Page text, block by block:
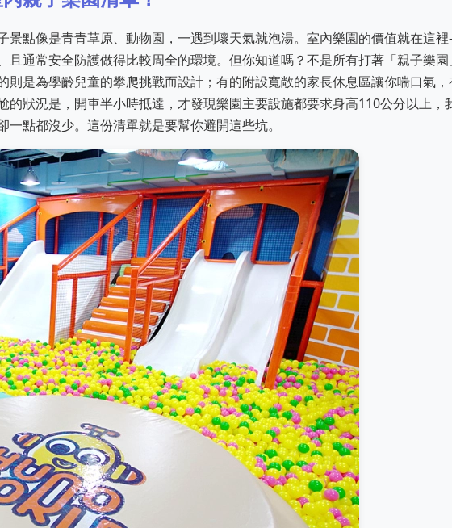
景點像是青青草原、動物園，一遇到壞天氣就泡湯。室內樂園的價值就在這
且通常安全防護做得比較周全的環境。但你知道嗎？不是所有打著「親子樂
則是為學齡兒童的攀爬挑戰而設計；有的附設寬敞的家長休息區讓你喘口氣
的狀況是，開車半小時抵達，才發現樂園主要設施都要求身高110公分以上，
點都沒少。這份清單就是要幫你避開這些坑。